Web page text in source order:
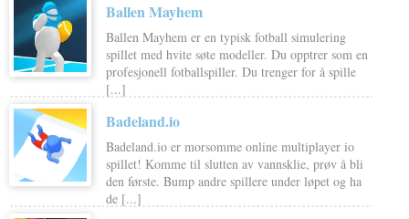
Ballen Mayhem
Ballen Mayhem er en typisk fotball simulering
spillet med hvite søte modeller. Du opptrer som en
profesjonell fotballspiller. Du trenger for å spille
[...]
Badeland.io
Badeland.io er morsomme online multiplayer io
spillet! Komme til slutten av vannsklie, prøv å bli
den første. Bump andre spillere under løpet og ha
de [...]